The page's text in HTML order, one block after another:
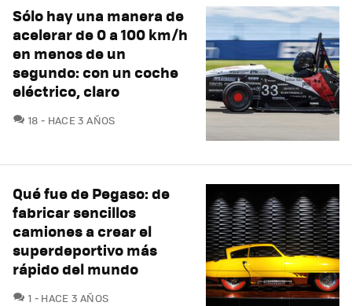
Sólo hay una manera de
acelerar de 0 a 100 km/h
en menos de un
segundo: con un coche
eléctrico, claro
18 COMENTARIOS
HACE 3 AÑOS
Qué fue de Pegaso: de
fabricar sencillos
camiones a crear el
superdeportivo más
rápido del mundo
1 COMENTARIOS
HACE 3 AÑOS